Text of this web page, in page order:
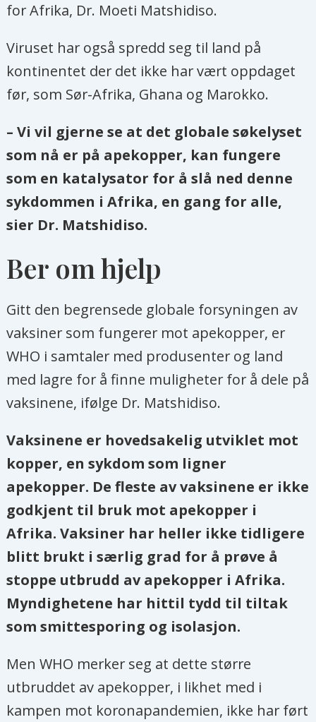
forAfrika, Dr. Moeti Matshidiso.
Viruset har også spredd seg til land på
kontinentet der det ikke har vært oppdaget
før, som Sør-Afrika, Ghana og Marokko.
– Vi vil gjerne se at det globale søkelyset
som nå er på apekopper, kan fungere
som en katalysator for å slå ned denne
sykdommen iAfrika, en gang for alle,
sier Dr. Matshidiso.
Ber om hjelp
Gitt den begrensede globale forsyningen av
vaksiner som fungerer mot apekopper, er
WHO i samtaler med produsenter og land
med lagre for å finne muligheter for å dele på
vaksinene, ifølge Dr. Matshidiso.
Vaksinene er hovedsakelig utviklet mot
kopper, en sykdom som ligner
apekopper. De fleste av vaksinene er ikke
godkjent til bruk mot apekopper i
Afrika. Vaksiner har heller ikke tidligere
blitt brukt i særlig grad for å prøve å
stoppe utbrudd av apekopper iAfrika.
Myndighetene har hittil tydd til tiltak
som smittesporing og isolasjon.
Men WHO merker seg at dette større
utbruddet av apekopper, i likhet med i
kampen mot koronapandemien, ikke har ført